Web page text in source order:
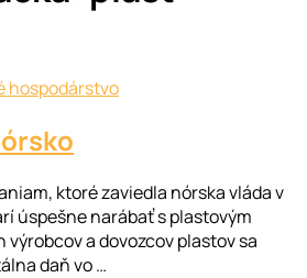
hospodárstvo
ktoré zaviedla nórska vláda v
úspešne narábať s plastovým
a dovozcov plastov sa
daň vo …